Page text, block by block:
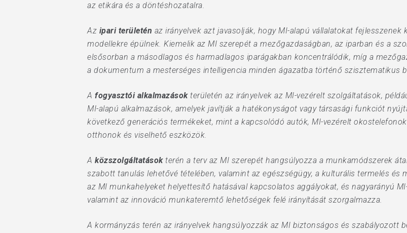
az etikára és a döntéshozatalra.
Az ipari területén az irányelvek azt javasolják, hogy MI-alapú vállalatokat
modellekre épülnek. Kiemelik az MI szerepét a mezőgazdaságban, az iparban és a
elsősorban a másodlagos és harmadlagos iparágakban koncentrálódik, míg a
a dokumentum a mesterséges intelligencia minden ágazatba történő szisztematikus
A fogyasztói alkalmazásokterületén az irányelvek az MI-vezérelt szolgáltatások,
MI-alapú alkalmazások, amelyek javítják a hatékonyságot vagy társasági funkciót
következő generációs termékeket, mint a kapcsolódó autók, MI-vezérelt
otthonok és viselhető eszközök.
A közszolgáltatásokterén a terv az MI szerepét hangsúlyozza a munkamódszerek
szabott tanulás lehetővé tételében, valamint az egészségügy, a kulturális termelés és
az MI munkahelyeket helyettesítő hatásával kapcsolatos aggályokat, és nagyarányú
valamint az innováció munkateremtő lehetőségek felé irányítását szorgalmazza.
A kormányzás terén az irányelvek hangsúlyozzák az MI biztonságos és szabályozott